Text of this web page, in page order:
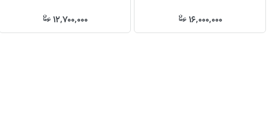
16,000,000
12,700,000